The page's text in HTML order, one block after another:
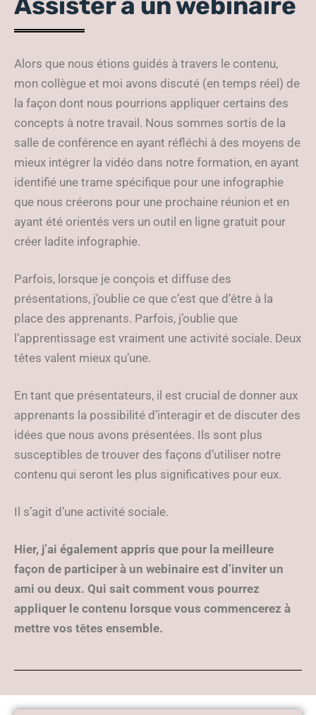
Alors que nous étions guidés à travers le contenu,
mon collègue et moi avons discuté (en temps réel) de
la façon dont nous pourrions appliquer certains des
concepts à notre travail. Nous sommes sortis de la
salle de conférence en ayant réfléchi à des moyens de
mieux intégrer la vidéo dans notre formation, en ayant
identifié une trame spécifique pour une infographie
que nous créerons pour une prochaine réunion et en
ayant été orientés vers un outil en ligne gratuit pour
créer ladite infographie.
Parfois, lorsque je conçois et diffuse des
présentations, j’oublie ce que c’est que d’être à la
place des apprenants. Parfois, j’oublie que
l’apprentissage est vraiment une activité sociale. Deux
têtes valent mieux qu’une.
En tant que présentateurs, il est crucial de donner aux
apprenants la possibilité d’interagir et de discuter des
idées que nous avons présentées. Ils sont plus
susceptibles de trouver des façons d’utiliser notre
contenu qui seront les plus significatives pour eux.
Il s’agit d’une activité sociale.
Hier, j’ai également appris que pour la meilleure
façon de participer à un webinaire est d’inviter un
ami ou deux. Qui sait comment vous pourrez
appliquer le contenu lorsque vous commencerez à
mettre vos têtes ensemble.